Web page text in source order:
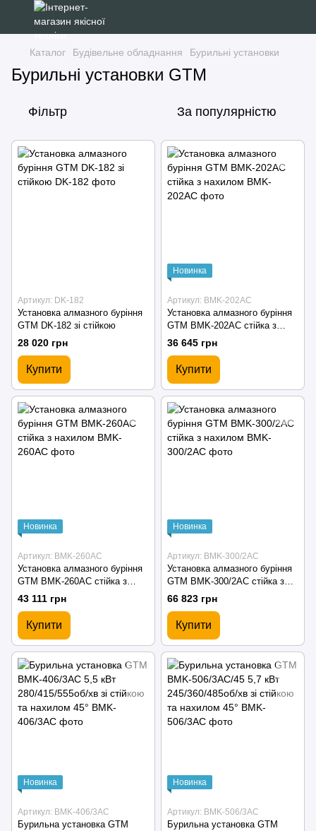
Каталог Будівельне обладнання Бурильні установки
Бурильні установки GTM
Фільтр За популярністю
Артикул: DK-182
Установка алмазного буріння
GTM DK-182 зі стійкою
28 020 грн
Купити
Новинка
Артикул: BMK-202AC
Установка алмазного буріння
GTM BMK-202AC стійка з
нахилом
36 645 грн
Купити
Новинка
Артикул: BMK-260AC
Установка алмазного буріння
GTM BMK-260AC стійка з
нахилом
43 111 грн
Купити
Новинка
Артикул: BMK-300/2AC
Установка алмазного буріння
GTM BMK-300/2AC стійка з
нахилом
66 823 грн
Купити
Новинка
Артикул: BMK-406/3AC
Бурильна установка GTM
Новинка
Артикул: BMK-506/3AC
Бурильна установка GTM